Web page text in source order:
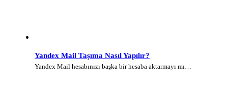
Yandex Mail Taşıma Nasıl Yapılır?
Yandex Mail hesabınızı başka bir hesaba aktarmayı mı…